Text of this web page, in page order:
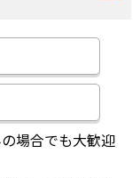
場合でも大歓迎